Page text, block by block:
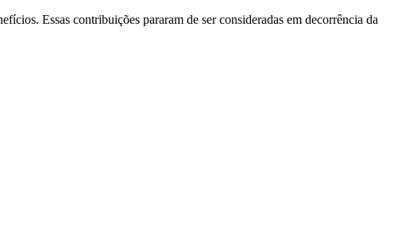
Essas contribuições pararam de ser consideradas em decorrência da